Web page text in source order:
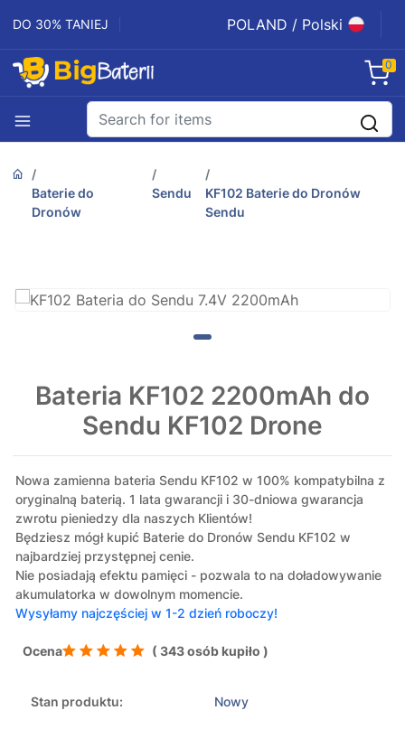
DO 30% TANIEJ POLAND / Polski
0
Baterie do
Dronów
Sendu
KF102 Baterie do Dronów
Sendu
Bateria KF102 2200mAh do
Sendu KF102 Drone
Nowa zamienna bateria Sendu KF102 w 100% kompatybilna z
oryginalną baterią. 1 lata gwarancji i 30-dniowa gwarancja
zwrotu pieniedzy dla naszych Klientów!
Będziesz mógł kupić Baterie do Dronów Sendu KF102 w
najbardziej przystępnej cenie.
Nie posiadają efektu pamięci - pozwala to na doładowywanie
akumulatorka w dowolnym momencie.
Wysyłamy najczęściej w 1-2 dzień roboczy!
Ocena ( 343 osób kupiło )
Stan produktu: Nowy